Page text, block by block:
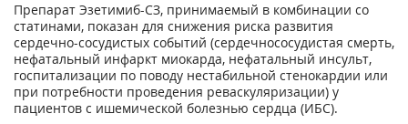
Препарат Эзетимиб-СЗ, принимаемый в комбинации со
статинами, показан для снижения риска развития
сердечно-сосудистых событий (сердечнососудистая смерть,
нефатальный инфаркт миокарда, нефатальный инсульт,
госпитализации по поводу нестабильной стенокардии или
при потребности проведения реваскуляризации) у
пациентов с ишемической болезнью сердца (ИБС).